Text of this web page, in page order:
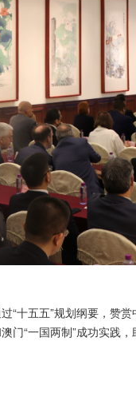
“十五五”规划纲要，赞
门“一国两制”成功实践